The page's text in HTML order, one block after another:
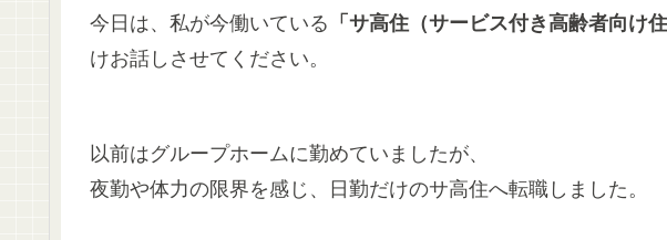
今日は、私が今働いている 「サ高住（サービス付き高齢者向け住
けお話しさせてください。
以前はグループホームに勤めていましたが、
夜勤や体力の限界を感じ、日勤だけのサ高住へ転職しました。